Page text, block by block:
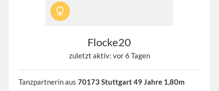
Flocke20
zuletzt aktiv: vor 6 Tagen
Tanzpartnerin aus 70173 Stuttgart 49 Jahre 1,80m